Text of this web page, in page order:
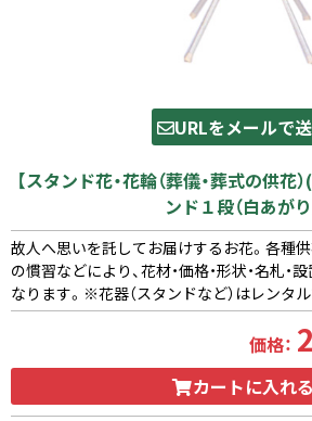
URLをメールで
【スタンド花・花輪（葬儀・葬式の供花
ンド１段（白あがり
故人へ思いを託してお届けするお花。各種供
の慣習などにより、花材・価格・形状・名札
なります。※花器（スタンドなど）はレンタル
価格：
カートに入れる